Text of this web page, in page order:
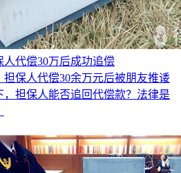
代偿30万后成功追偿
保人代偿30余万元后被朋友推诿
担保人能否追回代偿款？法律是